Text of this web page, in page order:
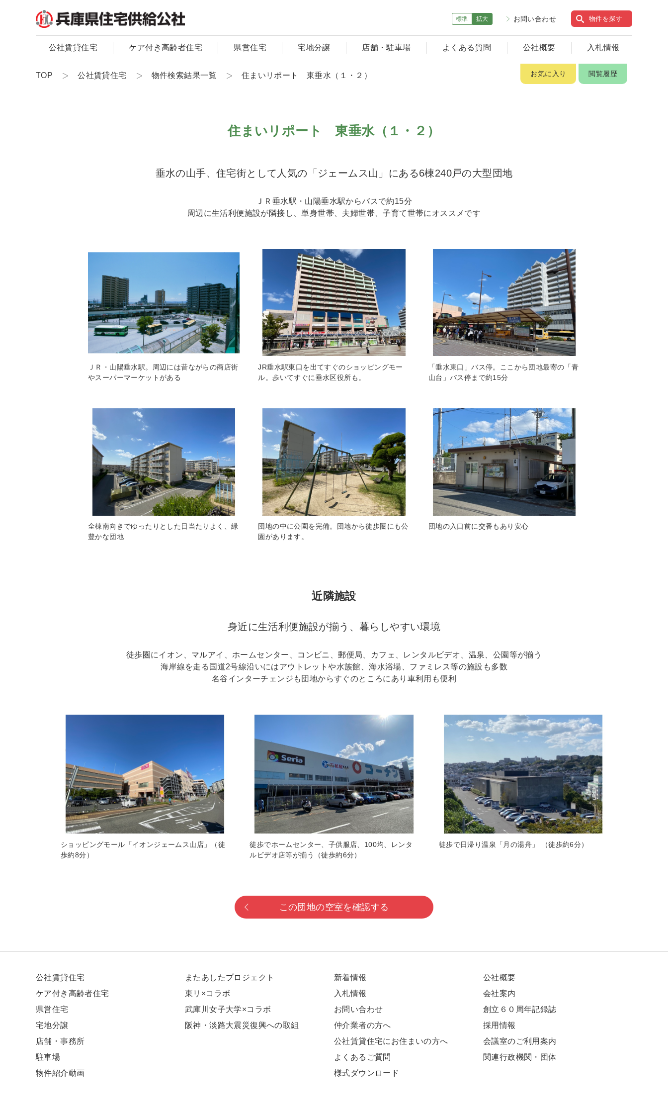
標準 拡大 お問い合わせ 物件を探す
公社賃貸住宅 ケア付き高齢者住宅 県営住宅 宅地分譲 店舗・駐車場 よくある質問 公社概要 入札情報
お気に入り 閲覧履歴
TOP 公社賃貸住宅 物件検索結果一覧 住まいリポート 東垂水（１・２）
住まいリポート 東垂水（１・２）
垂水の山手、住宅街として人気の「ジェームス山」にある6棟240戸の大型団地
ＪＲ垂水駅・山陽垂水駅からバスで約15分
周辺に生活利便施設が隣接し、単身世帯、夫婦世帯、子育て世帯にオススメです
ＪＲ・山陽垂水駅。周辺には昔ながらの商店街
やスーパーマーケットがある
JR垂水駅東口を出てすぐのショッピングモー
ル。歩いてすぐに垂水区役所も。
「垂水東口」バス停。ここから団地最寄の「青
山台」バス停まで約15分
全棟南向きでゆったりとした日当たりよく、緑
豊かな団地
団地の中に公園を完備。団地から徒歩圏にも公
園があります。
団地の入口前に交番もあり安心
近隣施設
身近に生活利便施設が揃う、暮らしやすい環境
徒歩圏にイオン、マルアイ、ホームセンター、コンビニ、郵便局、カフェ、レンタルビデオ、温泉、公園等が揃う
海岸線を走る国道2号線沿いにはアウトレットや水族館、海水浴場、ファミレス等の施設も多数
名谷インターチェンジも団地からすぐのところにあり車利用も便利
ショッピングモール「イオンジェームス山店」（徒
歩約8分）
徒歩でホームセンター、子供服店、100均、レンタ
ルビデオ店等が揃う（徒歩約6分）
徒歩で日帰り温泉「月の湯舟」 （徒歩約6分）
この団地の空室を確認する
公社賃貸住宅
ケア付き高齢者住宅
県営住宅
宅地分譲
店舗・事務所
駐車場
物件紹介動画
またあしたプロジェクト
東リ×コラボ
武庫川⼥⼦⼤学×コラボ
阪神・淡路大震災復興への取組
新着情報
⼊札情報
お問い合わせ
仲介業者の方へ
公社賃貸住宅にお住まいの方へ
よくあるご質問
様式ダウンロード
公社概要
会社案内
創立６０周年記録誌
採⽤情報
会議室のご利用案内
関連⾏政機関・団体